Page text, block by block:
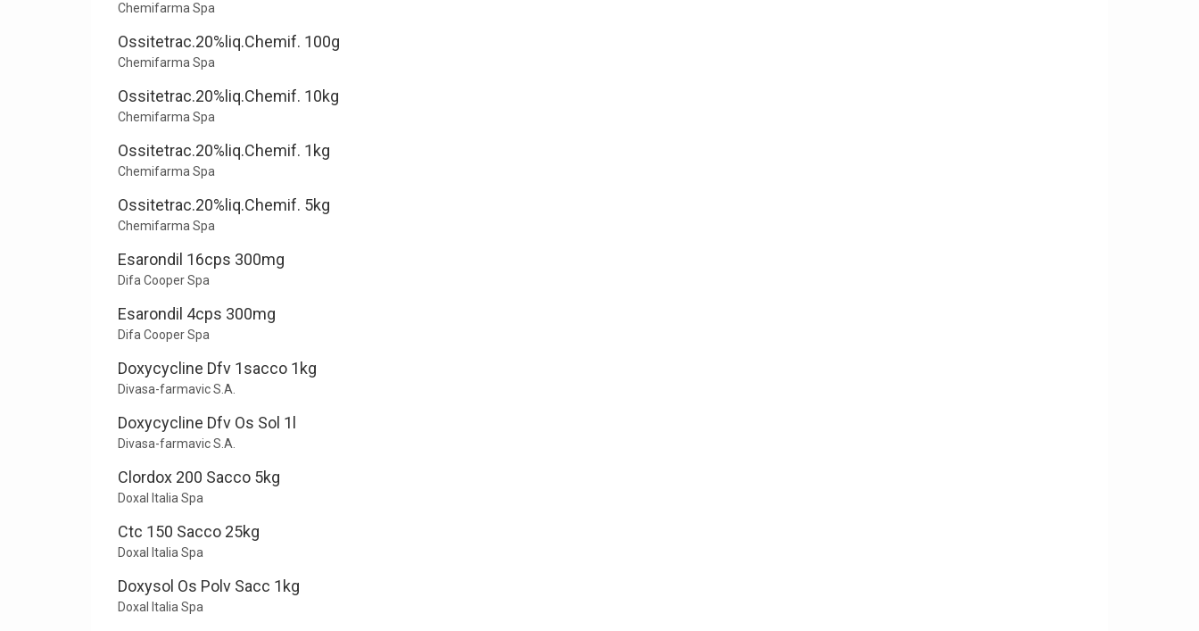
Chemifarma Spa
Ossitetrac.20%liq.Chemif. 100g
Chemifarma Spa
Ossitetrac.20%liq.Chemif. 10kg
Chemifarma Spa
Ossitetrac.20%liq.Chemif. 1kg
Chemifarma Spa
Ossitetrac.20%liq.Chemif. 5kg
Chemifarma Spa
Esarondil 16cps 300mg
Difa Cooper Spa
Esarondil 4cps 300mg
Difa Cooper Spa
Doxycycline Dfv 1sacco 1kg
Divasa-farmavic S.A.
Doxycycline Dfv Os Sol 1l
Divasa-farmavic S.A.
Clordox 200 Sacco 5kg
Doxal Italia Spa
Ctc 150 Sacco 25kg
Doxal Italia Spa
Doxysol Os Polv Sacc 1kg
Doxal Italia Spa